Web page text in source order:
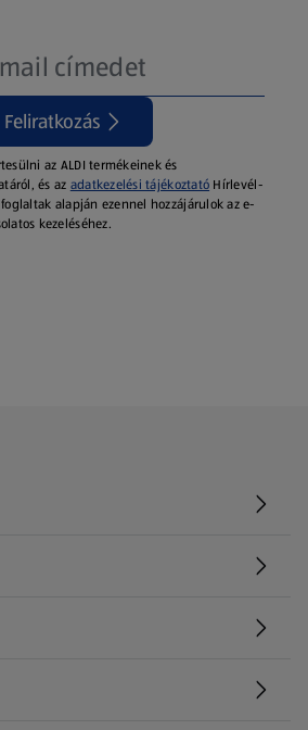
Feliratkozás
az ALDI termékeinek és
és az adatkezelési tájékoztató Hírlevél-
alapján ezennel hozzájárulok az e-
kezeléséhez.